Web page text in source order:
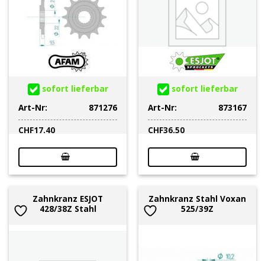
sofort lieferbar
Art-Nr:
871276
CHF17.40
sofort lieferbar
Art-Nr:
873167
CHF36.50
Zahnkranz ESJOT
428/38Z Stahl
Zahnkranz Stahl Voxan
525/39Z